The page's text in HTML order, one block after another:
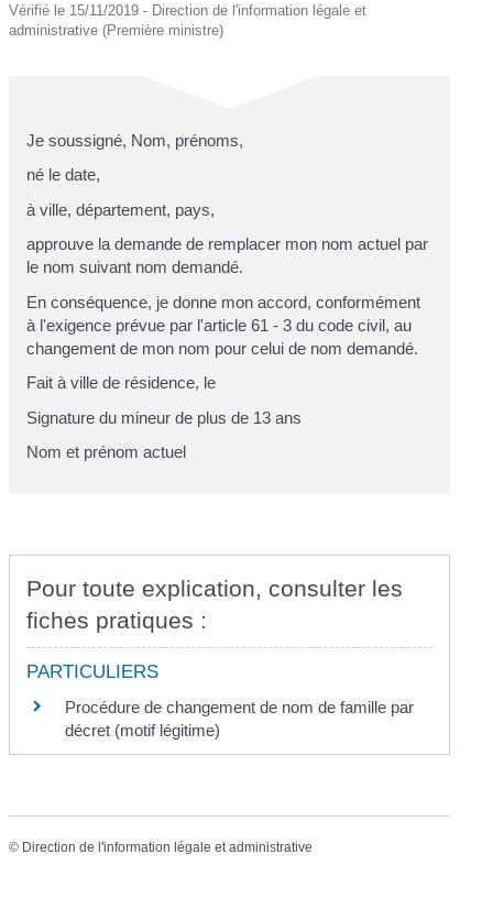
Vérifié le 15/11/2019 - Direction de l'information légale et
administrative (Première ministre)
Je soussigné, Nom, prénoms,
né ledate,
àville, département, pays,
approuve la demande de remplacer mon nom actuel par
le nom suivant nom demandé.
En conséquence, je donne mon accord, conformément
à l'exigence prévue par l'article 61 - 3 du code civil, au
changement de mon nom pour celui de nom demandé.
Fait àville de résidence, le
Signature du mineur de plus de 13 ans
Nom et prénom actuel
Pour toute explication, consulter les
fiches pratiques :
PARTICULIERS
Procédure de changement de nom de famille par
décret (motif légitime)
© Direction de l'information légale et administrative